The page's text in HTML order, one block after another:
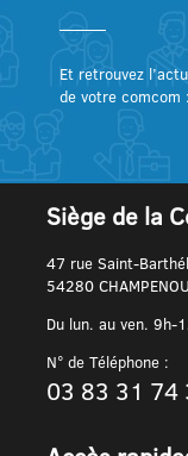
Et retrouvez l’actu
de votre comcom :
Siège de la
47 rue Saint-
54280
Du lun. au ven.
N° de Téléphone :
03 83 31 74